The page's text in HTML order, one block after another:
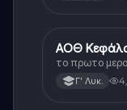
ΑΟΘ
ΑΟΘ
το πρωτο
Γ' Λυκ.